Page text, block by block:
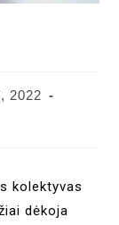
2022
kolektyvas
dėkoja